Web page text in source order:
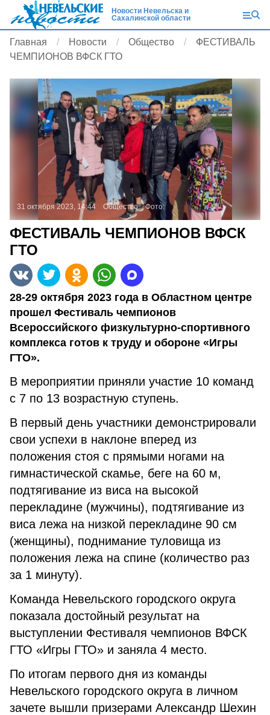
Новости Невельска и
Сахалинской области
Главная Новости Общество
ФЕСТИВАЛЬ
ЧЕМПИОНОВ ВФСК ГТО
31 октября 2023, 14:44 Общество Фото:
ФЕСТИВАЛЬ ЧЕМПИОНОВ ВФСК
ГТО
28-29 октября 2023 года в Областном центре
прошел Фестиваль чемпионов
Всероссийского физкультурно-спортивного
комплекса готов к труду и обороне «Игры
ГТО».
В мероприятии приняли участие 10 команд
с 7 по 13 возрастную ступень.
В первый день участники демонстрировали
свои успехи в наклоне вперед из
положения стоя с прямыми ногами на
гимнастической скамье, беге на 60 м,
подтягивание из виса на высокой
перекладине (мужчины), подтягивание из
виса лежа на низкой перекладине 90 см
(женщины), поднимание туловища из
положения лежа на спине (количество раз
за 1 минуту).
Команда Невельского городского округа
показала достойный результат на
выступлении Фестиваля чемпионов ВФСК
ГТО «Игры ГТО» и заняла 4 место.
По итогам первого дня из команды
Невельского городского округа в личном
зачете вышли призерами Александр Шехин